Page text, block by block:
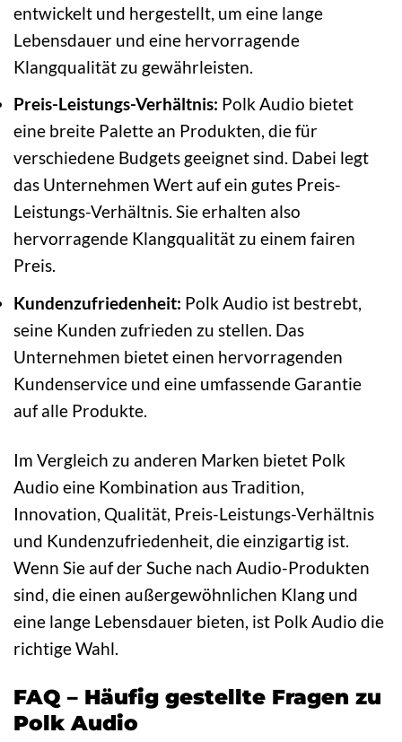
entwickelt und hergestellt, um eine lange
Lebensdauer und eine hervorragende
Klangqualität zu gewährleisten.
Preis-Leistungs-Verhältnis: Polk Audio bietet
eine breite Palette an Produkten, die für
verschiedene Budgets geeignet sind. Dabei legt
das Unternehmen Wert auf ein gutes Preis-
Leistungs-Verhältnis. Sie erhalten also
hervorragende Klangqualität zu einem fairen
Preis.
Kundenzufriedenheit: Polk Audio ist bestrebt,
seine Kunden zufrieden zu stellen. Das
Unternehmen bietet einen hervorragenden
Kundenservice und eine umfassende Garantie
auf alle Produkte.
Im Vergleich zu anderen Marken bietet Polk
Audio eine Kombination aus Tradition,
Innovation, Qualität, Preis-Leistungs-Verhältnis
und Kundenzufriedenheit, die einzigartig ist.
Wenn Sie auf der Suche nach Audio-Produkten
sind, die einen außergewöhnlichen Klang und
eine lange Lebensdauer bieten, ist Polk Audio die
richtige Wahl.
FAQ – Häufig gestellte Fragen zu
Polk Audio